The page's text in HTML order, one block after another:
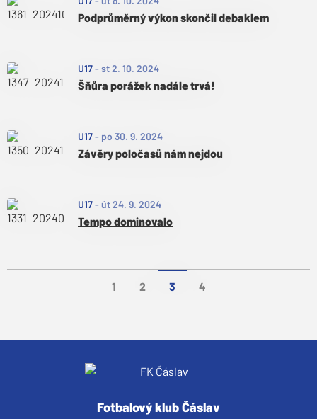
Podprůměrný výkon skončil debaklem
U17- st 2. 10. 2024
Šňůra porážek nadále trvá!
U17- po 30. 9. 2024
Závěry poločasů nám nejdou
U17- út 24. 9. 2024
Tempo dominovalo
1 2 3 4
Fotbalový klub Čáslav